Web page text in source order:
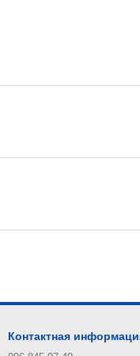
Контактная